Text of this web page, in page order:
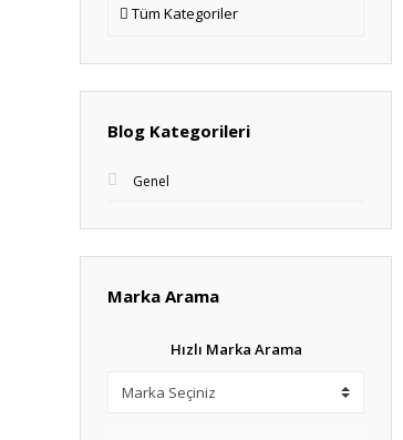
Tüm Kategoriler
Blog Kategorileri
Genel
Marka Arama
Hızlı Marka Arama